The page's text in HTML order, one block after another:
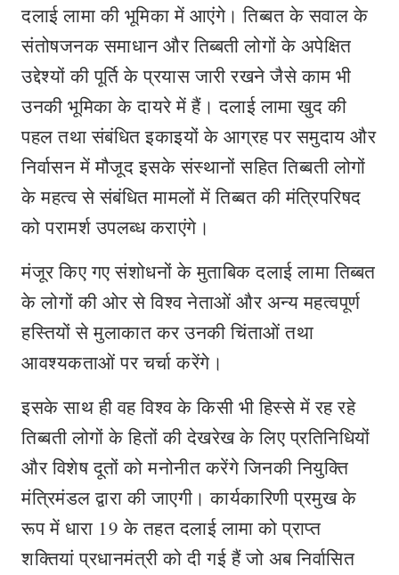
दलाई लामा की भूमिका में आएंगे। तिब्बत के सवाल के
संतोषजनक समाधान और तिब्बती लोगों के अपेक्षित
उद्देश्यों की पूर्ति के प्रयास जारी रखने जैसे काम भी
उनकी भूमिका के दायरे में हैं। दलाई लामा खुद की
पहल तथा संबंधित इकाइयों के आग्रह पर समुदाय और
निर्वासन में मौजूद इसके संस्थानों सहित तिब्बती लोगों
के महत्व से संबंधित मामलों में तिब्बत की मंत्रिपरिषद
को परामर्श उपलब्ध कराएंगे।
मंजूर किए गए संशोधनों के मुताबिक दलाई लामा तिब्बत
के लोगों की ओर से विश्व नेताओं और अन्य महत्वपूर्ण
हस्तियों से मुलाकात कर उनकी चिंताओं तथा
आवश्यकताओं पर चर्चा करेंगे।
इसके साथ ही वह विश्व के किसी भी हिस्से में रह रहे
तिब्बती लोगों के हितों की देखरेख के लिए प्रतिनिधियों
और विशेष दूतों को मनोनीत करेंगे जिनकी नियुक्ति
मंत्रिमंडल द्वारा की जाएगी। कार्यकारिणी प्रमुख के
रूप में धारा 19 के तहत दलाई लामा को प्राप्त
शक्तियां प्रधानमंत्री को दी गई हैं जो अब निर्वासित